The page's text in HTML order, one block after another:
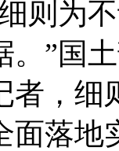
则为
。”国
者，
面落地